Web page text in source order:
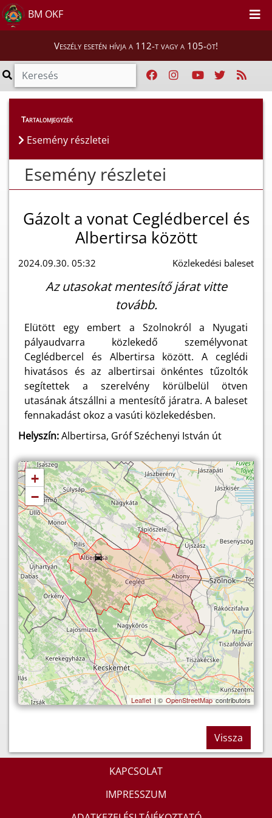
BM OKF
Veszély esetén hívja a 112-t vagy a 105-öt!
Esemény részletei
Tartalomjegyzék
Esemény részletei
Esemény részletei
Gázolt a vonat Ceglédbercel és
Albertirsa között
2024.09.30. 05:32 Közlekedési baleset
Az utasokat mentesítő járat vitte
tovább.
Elütött egy embert a Szolnokról a Nyugati
pályaudvarra közlekedő személyvonat
Ceglédbercel és Albertirsa között. A ceglédi
hivatásos és az albertirsai önkéntes tűzoltók
segítettek a szerelvény körülbelül ötven
utasának átszállni a mentesítő járatra. A baleset
fennakadást okoz a vasúti közlekedésben.
Helyszín:Albertirsa, Gróf Széchenyi István út
+
−
Leaflet | © OpenStreetMapcontributors
Vissza
KAPCSOLAT
IMPRESSZUM